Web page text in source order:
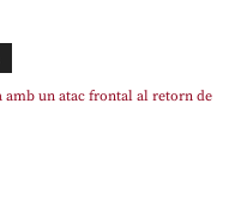
un atac frontal al retorn de
seu retorn i manté el pols ferm